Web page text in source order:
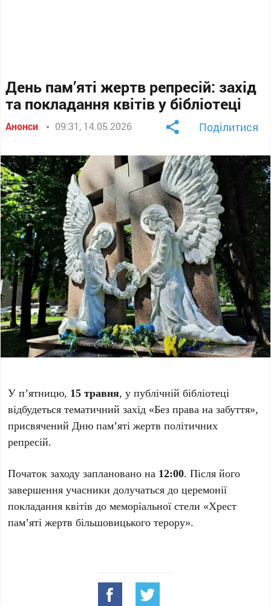
День пам’яті жертв репресій: захід
та покладання квітів у бібліотеці
Анонси 09:31, 14.05.2026 Поділитися
У п’ятницю, 15 травня, у публічній бібліотеці
відбудеться тематичний захід «Без права на забуття»,
присвячений Дню пам’яті жертв політичних
репресій.
Початок заходу заплановано на 12:00. Після його
завершення учасники долучаться до церемонії
покладання квітів до меморіальної стели «Хрест
пам’яті жертв більшовицького терору».